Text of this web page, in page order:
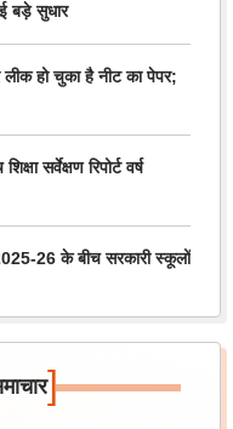
बड़े सुधार
हो चुका है नीट का पेपर;
सर्वेक्षण रिपोर्ट वर्ष
26 के बीच सरकारी स्कूलों
]